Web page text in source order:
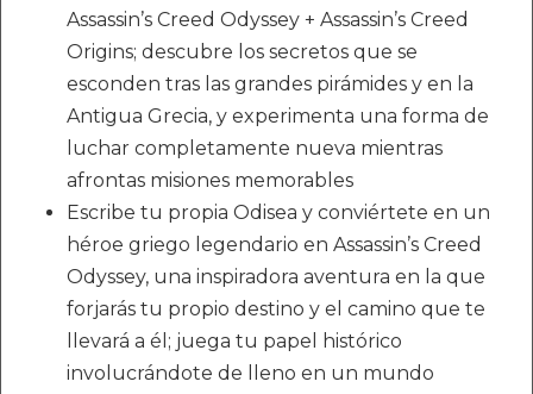
Assassin’s Creed Odyssey + Assassin’s Creed
Origins; descubre los secretos que se
esconden tras las grandes pirámides y en la
Antigua Grecia, y experimenta una forma de
luchar completamente nueva mientras
afrontas misiones memorables
Escribe tu propia Odisea y conviértete en un
héroe griego legendario en Assassin’s Creed
Odyssey, una inspiradora aventura en la que
forjarás tu propio destino y el camino que te
llevará a él; juega tu papel histórico
involucrándote de lleno en un mundo